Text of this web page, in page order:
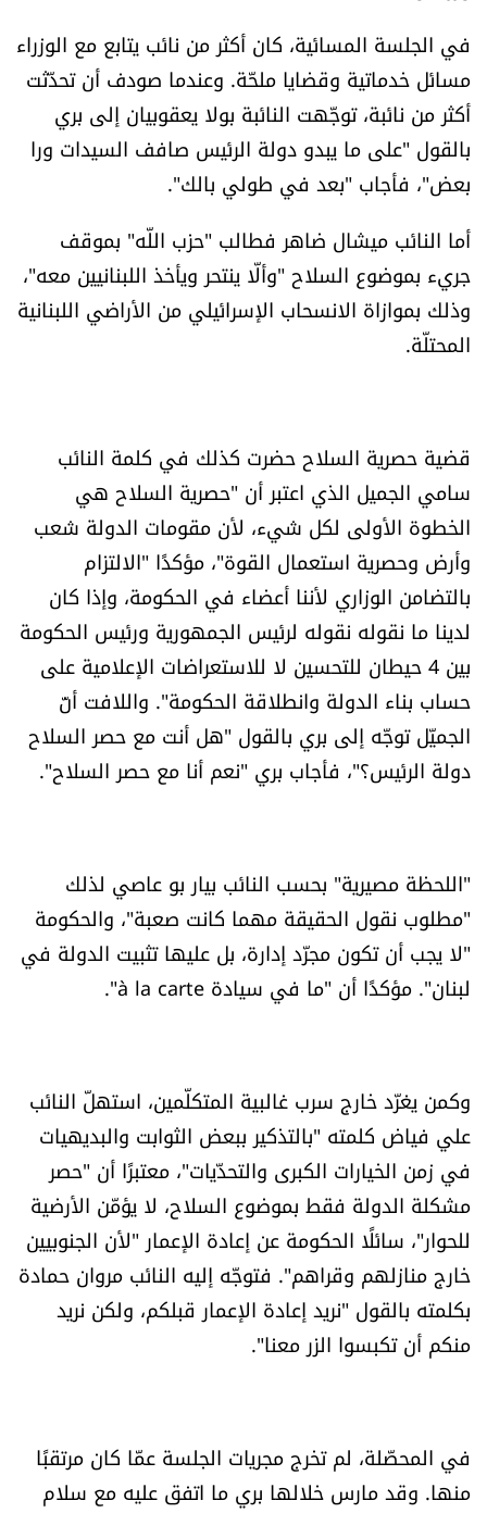
في الجلسة المسائية، كان أكثر من نائب يتابع مع الوزراء
مسائل خدماتية وقضايا ملحّة. وعندما صودف أن تحدّثت
أكثر من نائبة، توجّهت النائبة بولا يعقوبيان إلى بري
بالقول "على ما يبدو دولة الرئيس صافف السيدات ورا
بعض"، فأجاب "بعد في طولي بالك".
أما النائب ميشال ضاهر فطالب "حزب اللّه" بموقف
جريء بموضوع السلاح "وألّا ينتحر ويأخذ اللبنانيين معه"،
وذلك بموازاة الانسحاب الإسرائيلي من الأراضي اللبنانية
المحتلّة.
قضية حصرية السلاح حضرت كذلك في كلمة النائب
سامي الجميل الذي اعتبر أن "حصرية السلاح هي
الخطوة الأولى لكل شيء، لأن مقومات الدولة شعب
وأرض وحصرية استعمال القوة"، مؤكدًا "الالتزام
بالتضامن الوزاري لأننا أعضاء في الحكومة، وإذا كان
لدينا ما نقوله نقوله لرئيس الجمهورية ورئيس الحكومة
بين 4 حيطان للتحسين لا للاستعراضات الإعلامية على
حساب بناء الدولة وانطلاقة الحكومة". واللافت أنّ
الجميّل توجّه إلى بري بالقول "هل أنت مع حصر السلاح
دولة الرئيس؟"، فأجاب بري "نعم أنا مع حصر السلاح".
"اللحظة مصيرية" بحسب النائب بيار بو عاصي لذلك
"مطلوب نقول الحقيقة مهما كانت صعبة"، والحكومة
"لا يجب أن تكون مجرّد إدارة، بل عليها تثبيت الدولة في
لبنان". مؤكدًا أن "ما في سيادة à la carte".
وكمن يغرّد خارج سرب غالبية المتكلّمين، استهلّ النائب
علي فياض كلمته "بالتذكير ببعض الثوابت والبديهيات
في زمن الخيارات الكبرى والتحدّيات"، معتبرًا أن "حصر
مشكلة الدولة فقط بموضوع السلاح، لا يؤمّن الأرضية
للحوار"، سائلًا الحكومة عن إعادة الإعمار "لأن الجنوبيين
خارج منازلهم وقراهم". فتوجّه إليه النائب مروان حمادة
بكلمته بالقول "نريد إعادة الإعمار قبلكم، ولكن نريد
منكم أن تكبسوا الزر معنا".
في المحصّلة، لم تخرج مجريات الجلسة عمّا كان مرتقبًا
منها. وقد مارس خلالها بري ما اتفق عليه مع سلام